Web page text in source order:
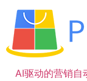
容
AI驱动的营销自